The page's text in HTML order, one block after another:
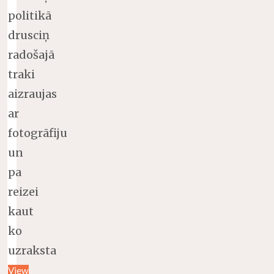
politikā
drusciņ
radošajā
traki
aizraujas
ar
fotogrāfiju
un
pa
reizei
kaut
ko
uzraksta
View